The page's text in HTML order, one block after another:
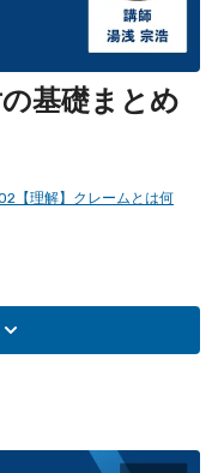
基礎まとめ
【理解】クレームとは何
理解】クレーム応対の基
【実践】クレーム対応技術
いますか？近年、現場で